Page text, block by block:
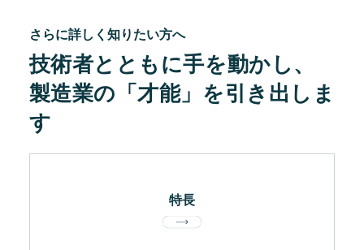
さらに詳しく知りたい方へ
技術者とともに手を動かし、
製造業の「才能」を引き出しま
す
特長